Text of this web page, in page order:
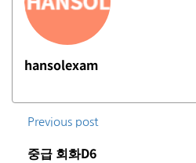
hansolexam
Previous post
중급 회화D6